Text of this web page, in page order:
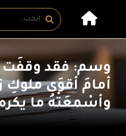
وسم: فقد وقفَت
أمامَ أقوَى ملوكِ
وأسْمعَتْهُ ما